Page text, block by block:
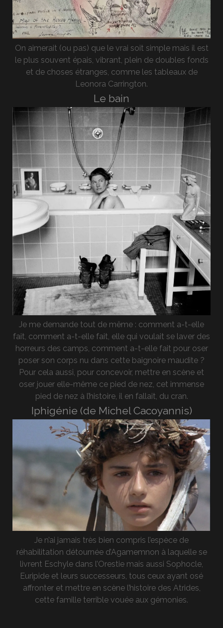
On aimerait (ou pas) que le vrai soit simple mais il est
le plus souvent épais, vibrant, plein de doubles fonds
et de choses étranges, comme les tableaux de
Leonora Carrington.
Le bain
Je me demande tout de même : comment a-t-elle
fait, comment a-t-elle fait, elle qui voulait se laver des
horreurs des camps, comment a-t-elle fait pour oser
poser son corps nu dans cette baignoire maudite ?
Pour cela aussi, pour concevoir, mettre en scène et
oser jouer elle-même ce pied de nez, cet immense
pied de nez à l’histoire, il en fallait, du cran.
Iphigénie (de Michel Cacoyannis)
Je n’ai jamais très bien compris l’espèce de
réhabilitation détournée d’Agamemnon à laquelle se
livrent Eschyle dans l’Orestie mais aussi Sophocle,
Euripide et leurs successeurs, tous ceux ayant osé
affronter et mettre en scène l’histoire des Atrides,
cette famille terrible vouée aux gémonies.